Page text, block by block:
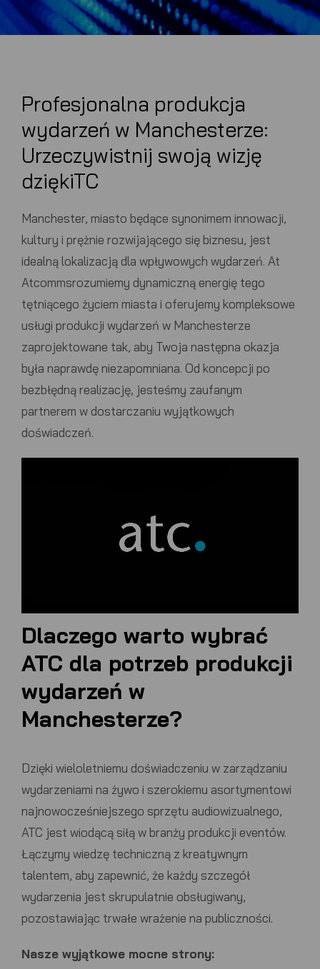
Profesjonalna produkcja
wydarzeń w Manchesterze:
Urzeczywistnij swoją wizję
dziękiTC
Manchester, miasto będące synonimem innowacji,
kultury i prężnie rozwijającego się biznesu, jest
idealną lokalizacją dla wpływowych wydarzeń. At
Atcommsrozumiemy dynamiczną energię tego
tętniącego życiem miasta i oferujemy kompleksowe
usługi produkcji wydarzeń w Manchesterze
zaprojektowane tak, aby Twoja następna okazja
była naprawdę niezapomniana. Od koncepcji po
bezbłędną realizację, jesteśmy zaufanym
partnerem w dostarczaniu wyjątkowych
doświadczeń.
Dlaczego warto wybrać
ATC dla potrzeb produkcji
wydarzeń w
Manchesterze?
Dzięki wieloletniemu doświadczeniu w zarządzaniu
wydarzeniami na żywo i szerokiemu asortymentowi
najnowocześniejszego sprzętu audiowizualnego,
ATC jest wiodącą siłą w branży produkcji eventów.
Łączymy wiedzę techniczną z kreatywnym
talentem, aby zapewnić, że każdy szczegół
wydarzenia jest skrupulatnie obsługiwany,
pozostawiając trwałe wrażenie na publiczności.
Nasze wyjątkowe mocne strony: